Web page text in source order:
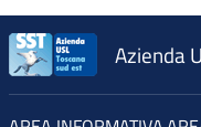
Azienda